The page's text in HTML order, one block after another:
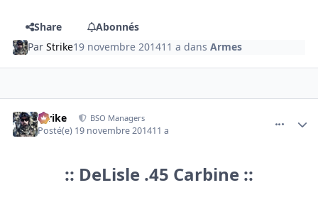
Share
Abonnés
ParStrike19 novembre 201411 a dansArmes
Strike BSO Managers
Posté(e) 19 novembre 201411 a
:: DeLisle .45 Carbine ::